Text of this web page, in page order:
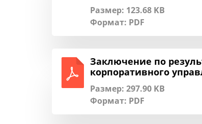
Размер: 123.68 KB
Формат: PDF
Заключение по
корпоративного
Размер: 297.90 KB
Формат: PDF